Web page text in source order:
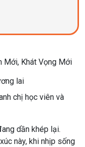
Mới, Khát Vọng Mới
lai
chị học viên và
dần khép lại.
này, khi nhịp sống